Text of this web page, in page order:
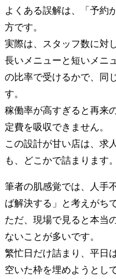
よくある誤解は、「予約
方です。
実際は、スタッフ数に対
長いメニューと短いメニ
の比率で受けるかで、同
す。
稼働率が高すぎると再来
定費を吸収できません。
この設計が甘い店は、求
も、どこかで詰まります。
筆者の肌感覚では、人手
ば解決する」と考えがち
ただ、現場で見ると本当
ないことが多いです。
繁忙日だけ詰まり、平日
空いた枠を埋めようとし